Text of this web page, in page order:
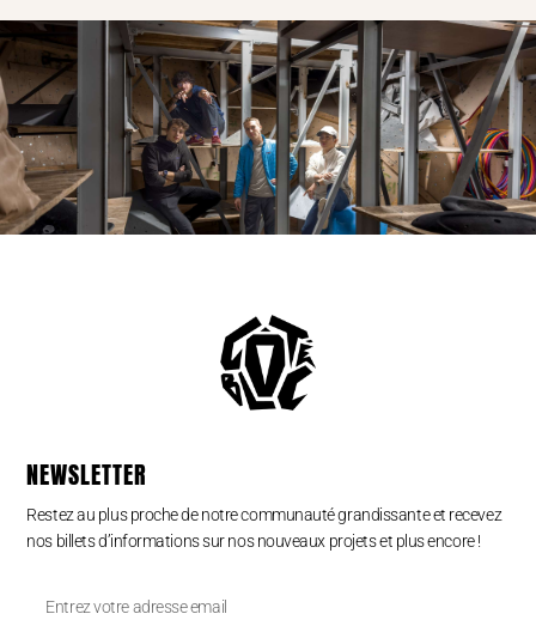
NEWSLETTER
Restez au plus proche de notre communauté grandissante et recevez
nos billets d’informations sur nos nouveaux projets et plus encore !